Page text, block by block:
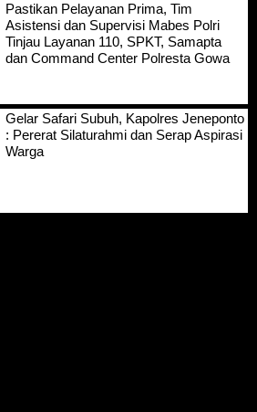
Pastikan Pelayanan Prima, Tim
Asistensi dan Supervisi Mabes Polri
Tinjau Layanan 110, SPKT, Samapta
dan Command Center Polresta Gowa
Gelar Safari Subuh, Kapolres Jeneponto
: Pererat Silaturahmi dan Serap Aspirasi
Warga